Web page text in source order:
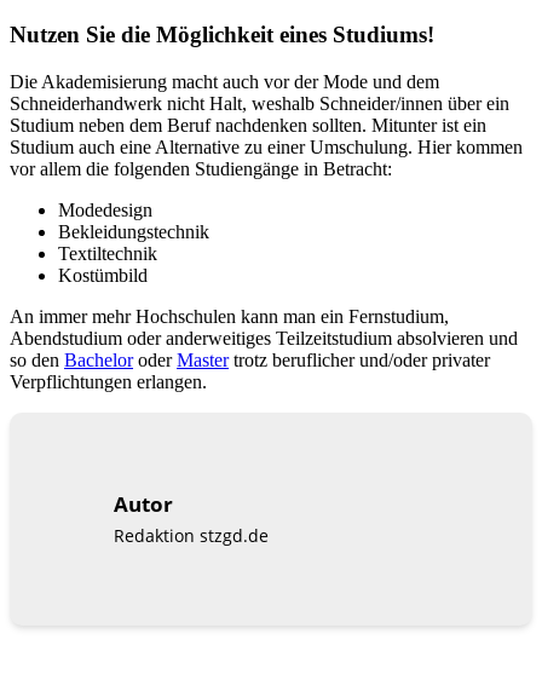
Nutzen Sie die Möglichkeit eines Studiums!
Die Akademisierung macht auch vor der Mode und dem
Schneiderhandwerk nicht Halt, weshalb Schneider/innen über ein
Studium neben dem Beruf nachdenken sollten. Mitunter ist ein
Studium auch eine Alternative zu einer Umschulung. Hier kommen
vor allem die folgenden Studiengänge in Betracht:
Modedesign
Bekleidungstechnik
Textiltechnik
Kostümbild
An immer mehr Hochschulen kann man ein Fernstudium,
Abendstudium oder anderweitiges Teilzeitstudium absolvieren und
so den BacheloroderMastertrotz beruflicher und/oder privater
Verpflichtungen erlangen.
Autor
Redaktion stzgd.de